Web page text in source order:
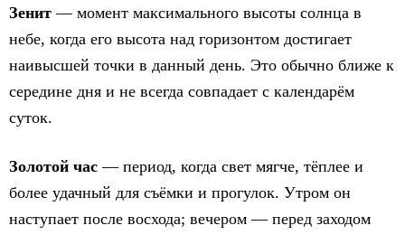
Зенит — момент максимального высоты солнца в
небе, когда его высота над горизонтом достигает
наивысшей точки в данный день. Это обычно ближе к
середине дня и не всегда совпадает с календарём
суток.
Золотой час — период, когда свет мягче, тёплее и
более удачный для съёмки и прогулок. Утром он
наступает после восхода; вечером — перед заходом